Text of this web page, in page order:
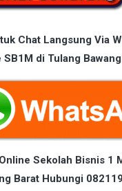
Chat Langsung Via
di Tulang
Sekolah Bisnis 1
Barat Hubungi